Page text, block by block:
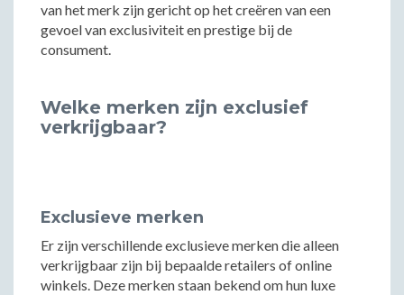
van het merk zijn gericht op het creëren van een
gevoel van exclusiviteit en prestige bij de
consument.
Welke merken zijn exclusief
verkrijgbaar?
Exclusieve merken
Er zijn verschillende exclusieve merken die alleen
verkrijgbaar zijn bij bepaalde retailers of online
winkels. Deze merken staan bekend om hun luxe